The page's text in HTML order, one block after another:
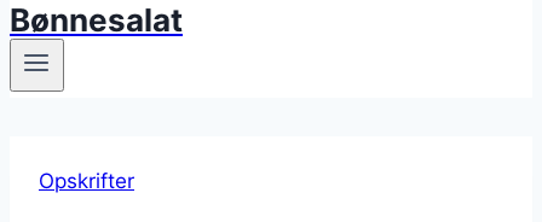
Bønnesalat
Opskrifter